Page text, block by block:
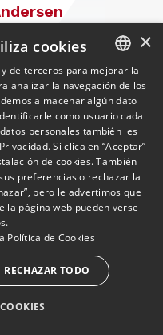
para
sector
& Logística
director de
Morote,
de
ayudar a las
y
jurídica
SPANISH
ENGLISH
PORTUGUESE
×
cookies
de terceros para mejorar la
analizar la navegación de los
almacenar algún dato
como usuario cada
personales también les
Si clica en “Aceptar”
de cookies. También
preferencias o rechazar la
pero le advertimos que
la página web pueden verse
Política de Cookies
RECHAZAR TODO